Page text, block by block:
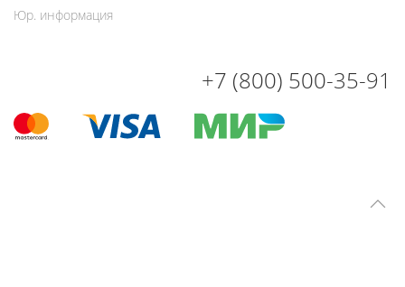
Юр. информация
+7 (800) 500-35-91